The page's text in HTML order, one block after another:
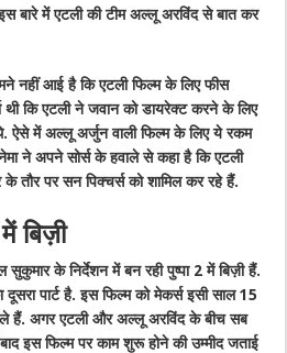
इस बारे में एटली की टीम अल्लू अरविंद से बात कर
नहीं आई है कि एटली फिल्म के लिए फीस
थी कि एटली ने जवान को डायरेक्ट करने के लिए
ऐसे में अल्लू अर्जुन वाली फिल्म के लिए ये रकम
ने अपने सोर्स के हवाले से कहा है कि एटली
तौर पर सन पिक्चर्स को शामिल कर रहे हैं.
बिज़ी
के निर्देशन में बन रही पुष्पा 2 में बिज़ी हैं.
पार्ट है. इस फिल्म को मेकर्स इसी साल 15
हैं. अगर एटली और अल्लू अरविंद के बीच सब
इस फिल्म पर काम शुरू होने की उम्मीद जताई